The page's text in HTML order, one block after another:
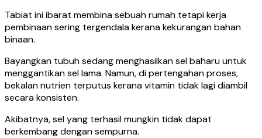
Tabiat ini ibarat membina sebuah rumah tetapi kerja
pembinaan sering tergendala kerana kekurangan bahan
binaan.
Bayangkan tubuh sedang menghasilkan sel baharu untuk
menggantikan sel lama. Namun, di pertengahan proses,
bekalan nutrien terputus kerana vitamin tidak lagi diambil
secara konsisten.
Akibatnya, sel yang terhasil mungkin tidak dapat
berkembang dengan sempurna.